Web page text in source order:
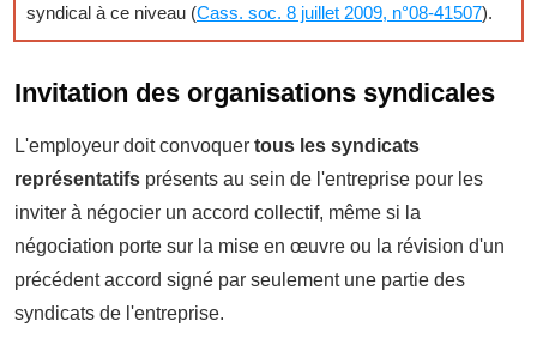
syndical à ce niveau (Cass. soc. 8 juillet 2009, n°08-41507).
Invitation des organisations syndicales
L'employeur doit convoquer tous les syndicats
représentatifs présents au sein de l'entreprise pour les
inviter à négocier un accord collectif, même si la
négociation porte sur la mise en œuvre ou la révision d'un
précédent accord signé par seulement une partie des
syndicats de l'entreprise.